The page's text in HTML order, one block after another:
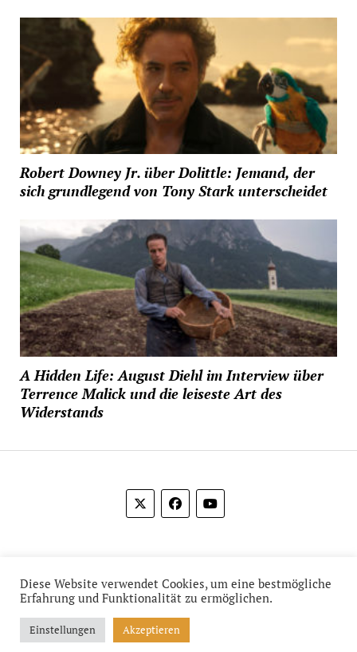
Robert Downey Jr. über Dolittle: Jemand, der
sich grundlegend von Tony Stark unterscheidet
A Hidden Life: August Diehl im Interview über
Terrence Malick und die leiseste Art des
Widerstands
Mission News Themeby Compete Themes.
Diese Website verwendet Cookies, um eine bestmögliche
Erfahrung und Funktionalität zu ermöglichen.
Einstellungen Akzeptieren